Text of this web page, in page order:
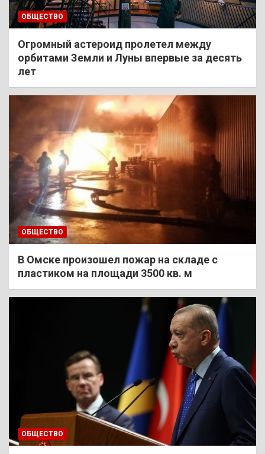
ОБЩЕСТВО
Огромный астероид пролетел между
орбитами Земли и Луны впервые за десять
лет
ОБЩЕСТВО
В Омске произошел пожар на складе с
пластиком на площади 3500 кв. м
ОБЩЕСТВО